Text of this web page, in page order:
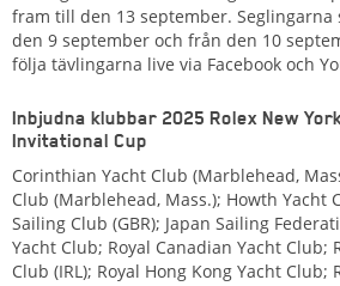
fram till den 13 september. Seglingarna
den 9 september och från den 10
följa tävlingarna live via Facebook och
Inbjudna klubbar 2025 Rolex New
Invitational Cup
Corinthian Yacht Club (Marblehead,
Club (Marblehead, Mass.); Howth Yacht
Sailing Club (GBR); Japan Sailing
Yacht Club; Royal Canadian Yacht Club;
Club (IRL); Royal Hong Kong Yacht Club;